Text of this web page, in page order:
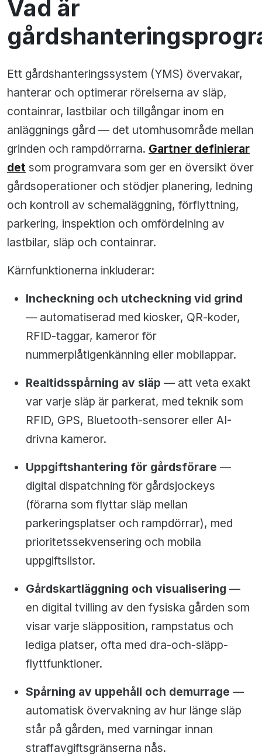
Vad är
Ett gårdshanteringssystem (YMS) övervakar,
hanterar och optimerar rörelserna av släp,
containrar, lastbilar och tillgångar inom en
anläggnings gård — det utomhusområde mellan
grinden och rampdörrarna. Gartner definierar
det som programvara som ger en översikt över
gårdsoperationer och stödjer planering, ledning
och kontroll av schemaläggning, förflyttning,
parkering, inspektion och omfördelning av
lastbilar, släp och containrar.
Kärnfunktionerna inkluderar:
Incheckning och utcheckning vid grind
— automatiserad med kiosker, QR-koder,
RFID-taggar, kameror för
nummerplåtigenkänning eller mobilappar.
Realtidsspårning av släp — att veta exakt
var varje släp är parkerat, med teknik som
RFID, GPS, Bluetooth-sensorer eller AI-
drivna kameror.
Uppgiftshantering för gårdsförare —
digital dispatchning för gårdsjockeys
(förarna som flyttar släp mellan
parkeringsplatser och rampdörrar), med
prioritetssekvensering och mobila
uppgiftslistor.
Gårdskartläggning och visualisering —
en digital tvilling av den fysiska gården som
visar varje släpposition, rampstatus och
lediga platser, ofta med dra-och-släpp-
flyttfunktioner.
Spårning av uppehåll och demurrage —
automatisk övervakning av hur länge släp
står på gården, med varningar innan
straffavgiftsgränserna nås.